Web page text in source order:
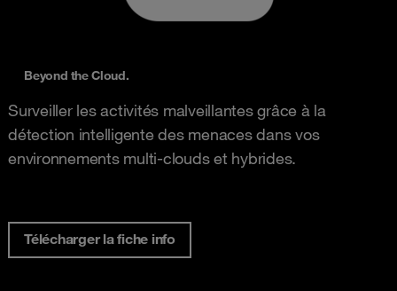
Beyond the Cloud.
Surveiller les activités malveillantes grâce à la
détection intelligente des menaces dans vos
environnements multi-clouds et hybrides.
Télécharger la fiche info